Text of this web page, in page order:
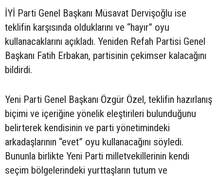
İYİ Parti Genel Başkanı Müsavat Dervişoğlu ise
teklifin karşısında olduklarını ve “hayır” oyu
kullanacaklarını açıkladı. Yeniden Refah Partisi Genel
Başkanı Fatih Erbakan, partisinin çekimser kalacağını
bildirdi.
Yeni Parti Genel Başkanı Özgür Özel, teklifin hazırlanış
biçimi ve içeriğine yönelik eleştirileri bulunduğunu
belirterek kendisinin ve parti yönetimindeki
arkadaşlarının “evet” oyu kullanacağını söyledi.
Bununla birlikte Yeni Parti milletvekillerinin kendi
seçim bölgelerindeki yurttaşların tutum ve